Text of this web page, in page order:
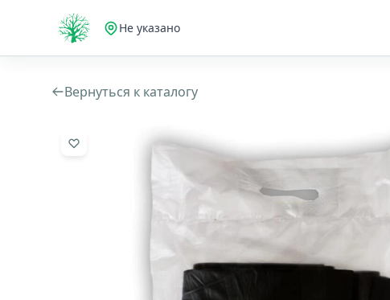
Не указано
Вернуться к каталогу